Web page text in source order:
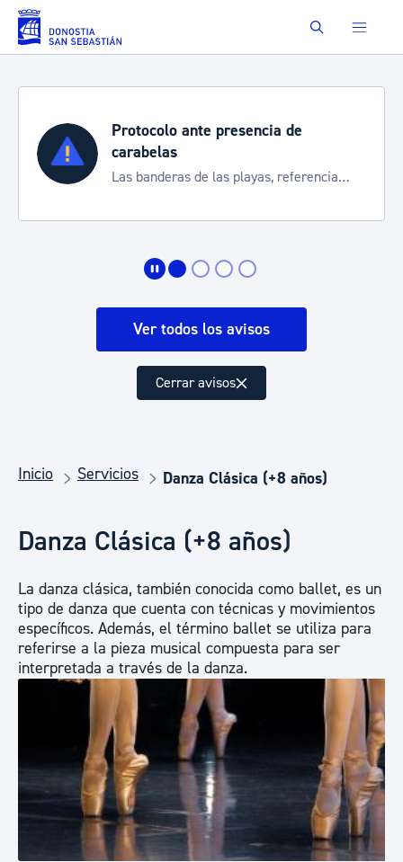
Saltar al contenido principal Buscar
Protocolo ante presencia de
carabelas
Las banderas de las playas, referencia
Ver todos los avisos
Cerrar avisos
Inicio Servicios Danza Clásica (+8 años)
Danza Clásica (+8 años)
La danza clásica, también conocida como ballet, es un
tipo de danza que cuenta con técnicas y movimientos
específicos. Además, el término ballet se utiliza para
referirse a la pieza musical compuesta para ser
interpretada a través de la danza.